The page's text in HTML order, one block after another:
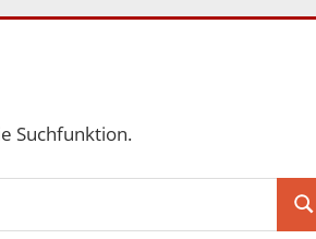
Suchfunktion.